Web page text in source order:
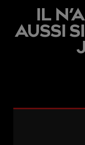
IL
AUSSI